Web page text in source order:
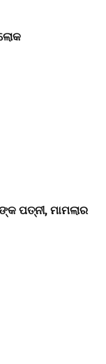
ପତ୍ନୀ, ମାମଲାର